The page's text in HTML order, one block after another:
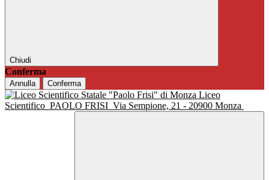
Chiudi
Conferma
Annulla Conferma
Liceo
Scientifico PAOLO FRISI Via Sempione, 21 - 20900 Monza